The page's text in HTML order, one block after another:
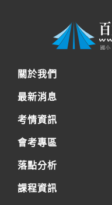
關於我們
最新消息
考情資訊
會考專區
落點分析
課程資訊